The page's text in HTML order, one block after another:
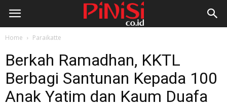
Home Paraikatte
Berkah Ramadhan, KKTL
Berbagi Santunan Kepada 100
Anak Yatim dan Kaum Duafa